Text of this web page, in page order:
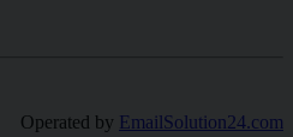
Operated by EmailSolution24.com